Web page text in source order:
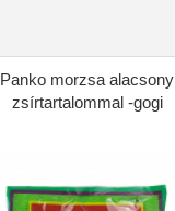
Panko morzsa alacsony
zsírtartalommal -gogi